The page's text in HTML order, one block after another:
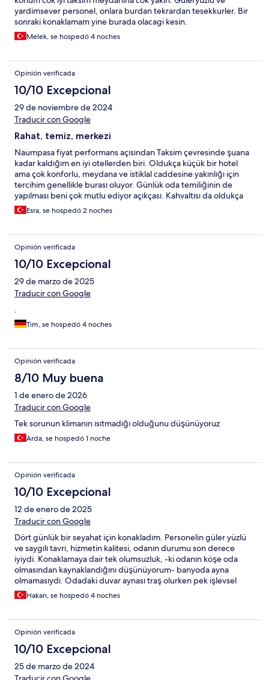
yardimsever personel, onlara burdan tekrardan tesekkurler. Bir
sonraki konaklamam yine burada olacagi kesin.
Melek, se hospedó 4 noches
Opinión verificada
10/10 Excepcional
29 de noviembre de 2024
Traducir con Google
Rahat, temiz, merkezi
Naumpasa fiyat performans açısından Taksim çevresinde şuana
kadar kaldığım en iyi otellerden biri. Oldukça küçük bir hotel
ama çok konforlu, meydana ve istiklal caddesine yakınlığı için
tercihim genellikle burası oluyor. Günlük oda temiliğinin de
yapılması beni çok mutlu ediyor açıkçası. Kahvaltısı da oldukça
doyurucu ve lezzetli. Yaklaşık 4-5 kez kaldım ve her seferinde
memnun kaldım.
Esra, se hospedó 2 noches
Opinión verificada
10/10 Excepcional
29 de marzo de 2025
Traducir con Google
.
Tim, se hospedó 4 noches
Opinión verificada
8/10 Muy buena
1 de enero de 2026
Traducir con Google
Tek sorunun klimanın ısıtmadığı olduğunu düşünüyoruz
Arda, se hospedó 1 noche
Opinión verificada
10/10 Excepcional
12 de enero de 2025
Traducir con Google
Dört günlük bir seyahat için konakladım. Personelin güler yüzlü
ve saygılı tavrı, hizmetin kalitesi, odanın durumu son derece
iyiydi. Konaklamaya dair tek olumsuzluk, -ki odanın köşe oda
olmasından kaynaklandığını düşünüyorum- banyoda ayna
olmamasıydı. Odadaki duvar aynası traş olurken pek işlevsel
olamadı. Bu ufak pürüze rağmen son derece keyifli dört günlük
bir konaklama oldu. İstiklal caddesine iki dakikalık yürüme
yok.
Hakan, se hospedó 4 noches
Opinión verificada
10/10 Excepcional
25 de marzo de 2024